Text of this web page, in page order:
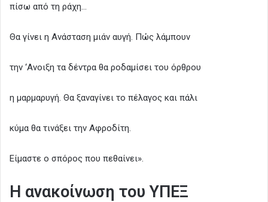
πίσω από τη ράχη…
Θα γίνει η Ανάσταση μιάν αυγή. Πώς λάμπουν
την ‘Ανοιξη τα δέντρα θα ροδαμίσει του όρθρου
η μαρμαρυγή. Θα ξαναγίνει το πέλαγος και πάλι
κύμα θα τινάξει την Αφροδίτη.
Είμαστε ο σπόρος που πεθαίνει».
Η ανακοίνωση του ΥΠΕΞ